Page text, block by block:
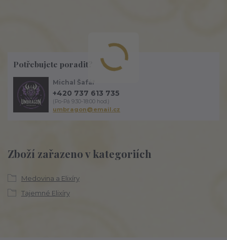
Zboží zařazeno v kategoriích
Medovina a Elixíry
Tajemné Elixíry
Potřebujete poradit?
Michal Šafář
+420 737 613 735
(Po-Pá 9:30-18:00 hod.)
umbragon@email.cz